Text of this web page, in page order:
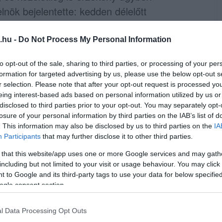
- Do Not Process My Personal Information
opt-out of the sale, sharing to third parties, or processing of your
for targeted advertising by us, please use the below opt-out
selection. Please note that after your opt-out request is processed
interest-based ads based on personal information utilized by us
to third parties prior to your opt-out. You may separately
of your personal information by third parties on the IAB’s list of
This information may also be disclosed by us to third parties on the
Participants that may further disclose it to other third parties.
that this website/app uses one or more Google services and may
but not limited to your visit or usage behaviour. You may
to Google and its third-party tags to use your data for below
consent section.
Data Processing Opt Outs
bejelentette: kedden délelőtt
amelyből szerinte kiderül, hogy
körben nem támogatta K. Endre kegyelmi
jogok tiszteletben tartása mellett teszi
Péter közlése szerint az akkori
kérvényt terjesztett fel Novák Katalin
három esetben javasolta a
ezek közé.
ismert indokok alapján változott meg a
az 1998-as Kunos-ügyben történt,
kerülő anyagokból az is kiderül